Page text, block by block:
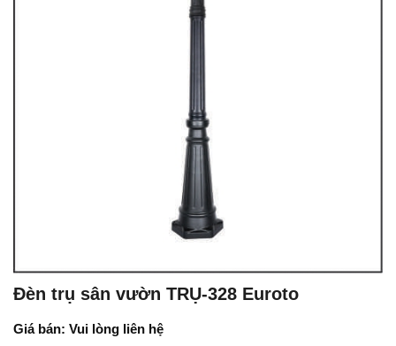
Đèn trụ sân vườn TRỤ-328 Euroto
Giá bán: Vui lòng liên hệ